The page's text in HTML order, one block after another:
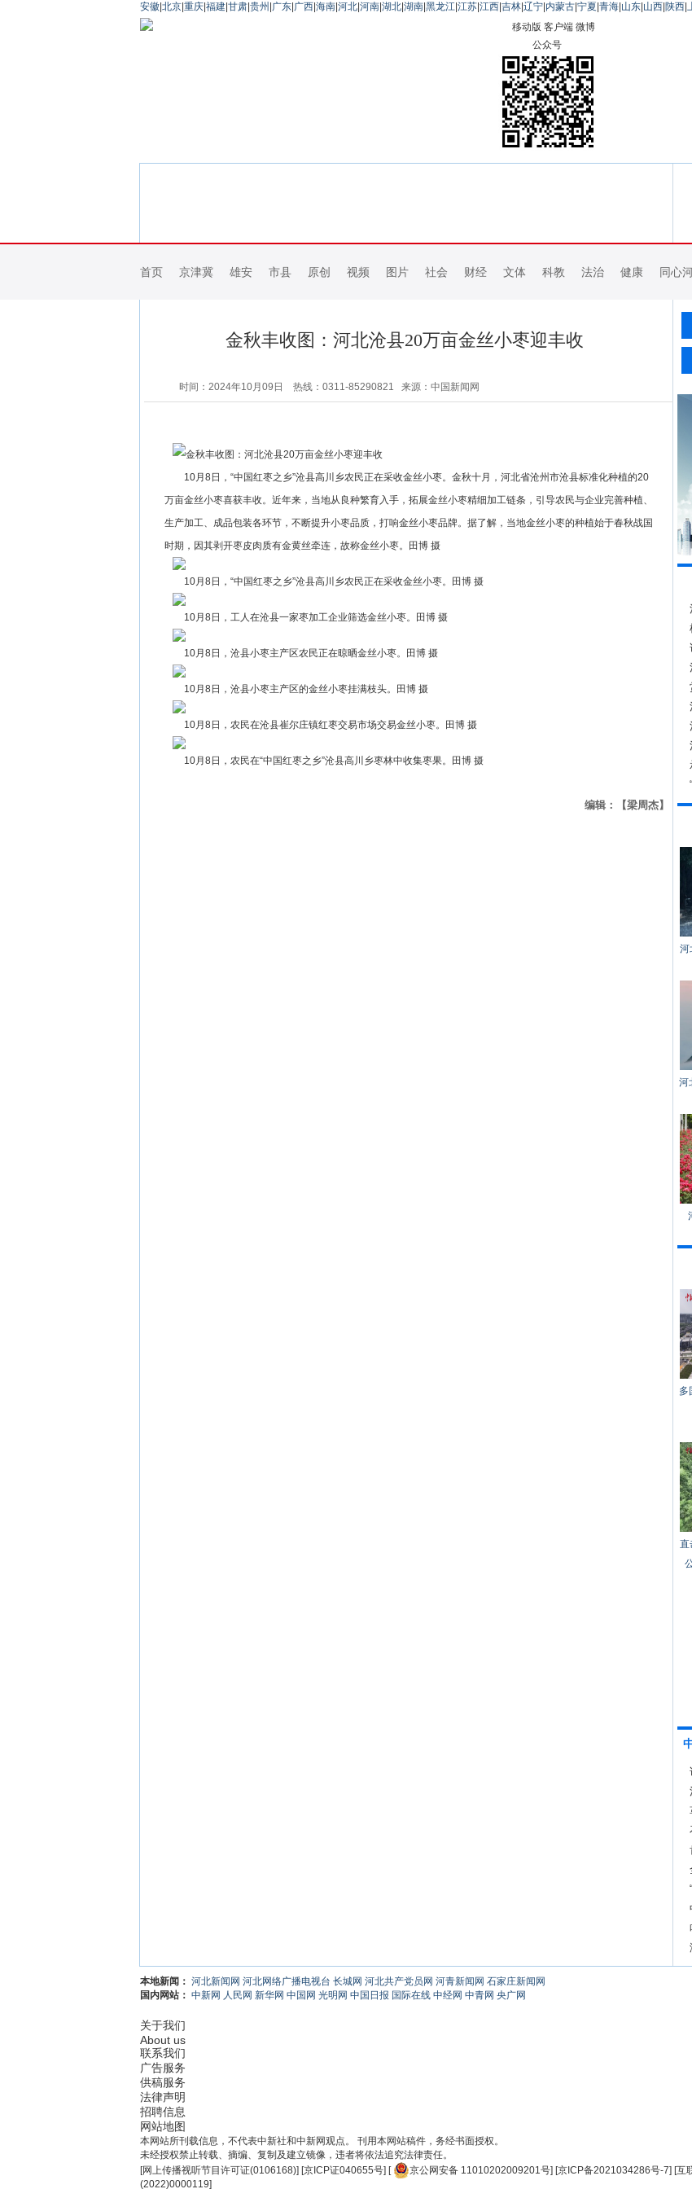
安徽 北京 重庆 福建 甘肃 贵州 广东 广西 海南 河北 河南 湖北 湖南 黑龙江 江苏 江西 吉林 辽宁 内蒙古 宁夏 青海 山东 山西 陕西
移动版 客户端 微博
公众号
首页 京津冀 雄安 市县 原创 视频 图片 社会 财经 文体 科教 法治 健康 同心
金秋丰收图：河北沧县20万亩金丝小枣迎丰收
时间：2024年10月09日 热线：0311-85290821 来源：中国新闻网
10月8日，“中国红枣之乡”沧县高川乡农民正在采收金丝小枣。金秋十月，河北省沧州市沧县标准化种植的20
万亩金丝小枣喜获丰收。近年来，当地从良种繁育入手，拓展金丝小枣精细加工链条，引导农民与企业完善种植、
生产加工、成品包装各环节，不断提升小枣品质，打响金丝小枣品牌。据了解，当地金丝小枣的种植始于春秋战国
时期，因其剥开枣皮肉质有金黄丝牵连，故称金丝小枣。田博 摄
10月8日，“中国红枣之乡”沧县高川乡农民正在采收金丝小枣。田博 摄
10月8日，工人在沧县一家枣加工企业筛选金丝小枣。田博 摄
10月8日，沧县小枣主产区农民正在晾晒金丝小枣。田博 摄
10月8日，沧县小枣主产区的金丝小枣挂满枝头。田博 摄
10月8日，农民在沧县崔尔庄镇红枣交易市场交易金丝小枣。田博 摄
10月8日，农民在“中国红枣之乡”沧县高川乡枣林中收集枣果。田博 摄
编辑：【梁周杰】
河
河
多
直
本地新闻： 河北新闻网 河北网络广播电视台 长城网 河北共产党员网 河青新闻网 石家庄新闻网
国内网站： 中新网 人民网 新华网 中国网 光明网 中国日报 国际在线 中经网 中青网 央广网
关于我们
About us
联系我们
广告服务
供稿服务
法律声明
招聘信息
网站地图
本网站所刊载信息，不代表中新社和中新网观点。 刊用本网站稿件，务经书面授权。
未经授权禁止转载、摘编、复制及建立镜像，违者将依法追究法律责任。
[网上传播视听节目许可证(0106168)] [京ICP证040655号] [ 京公网安备 11010202009201号] [京ICP备2021034286号-7] [互
(2022)0000119]